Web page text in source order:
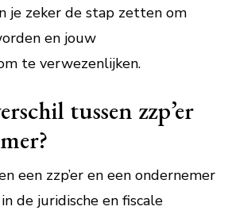
je zeker de stap zetten om
en jouw
te verwezenlijken.
tussen zzp’er
een zzp’er en een ondernemer
de juridische en fiscale